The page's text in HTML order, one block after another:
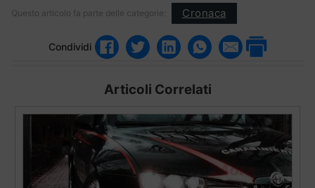
Questo articolo fa parte delle categorie: Cronaca
Condividi
Articoli Correlati